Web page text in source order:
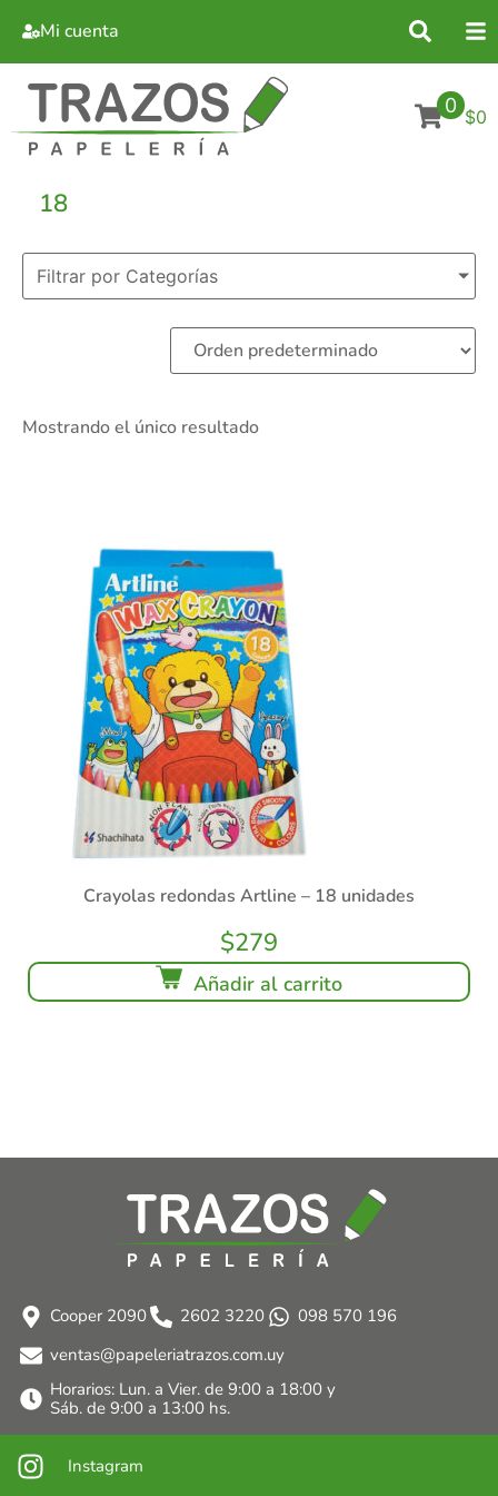
Mi cuenta
0 $0
18
Filtrar por Categorías
Mostrando el único resultado
Crayolas redondas Artline – 18 unidades
$279
Añadir al carrito
Cooper 2090 2602 3220
098 570 196
ventas@papeleriatrazos.com.uy
Horarios: Lun. a Vier. de 9:00 a 18:00 y
Sáb. de 9:00 a 13:00 hs.
Instagram